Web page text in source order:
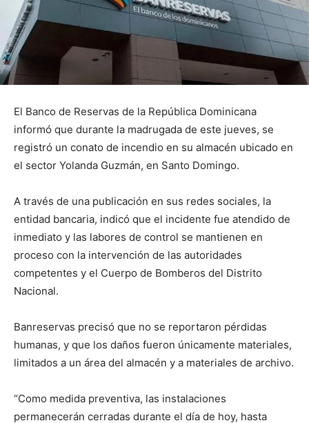
El Banco de Reservas de la República Dominicana
informó que durante la madrugada de este jueves, se
registró un conato de incendio en su almacén ubicado en
el sector Yolanda Guzmán, en Santo Domingo.
A través de una publicación en sus redes sociales, la
entidad bancaria, indicó que el incidente fue atendido de
inmediato y las labores de control se mantienen en
proceso con la intervención de las autoridades
competentes y el Cuerpo de Bomberos del Distrito
Nacional.
Banreservas precisó que no se reportaron pérdidas
humanas, y que los daños fueron únicamente materiales,
limitados a un área del almacén y a materiales de archivo.
“Como medida preventiva, las instalaciones
permanecerán cerradas durante el día de hoy, hasta